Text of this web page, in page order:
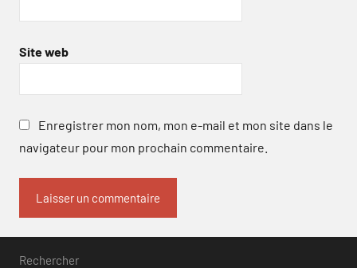
Site web
Enregistrer mon nom, mon e-mail et mon site dans le
navigateur pour mon prochain commentaire.
Rechercher